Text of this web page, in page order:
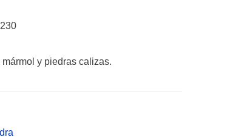
mármol y piedras calizas.